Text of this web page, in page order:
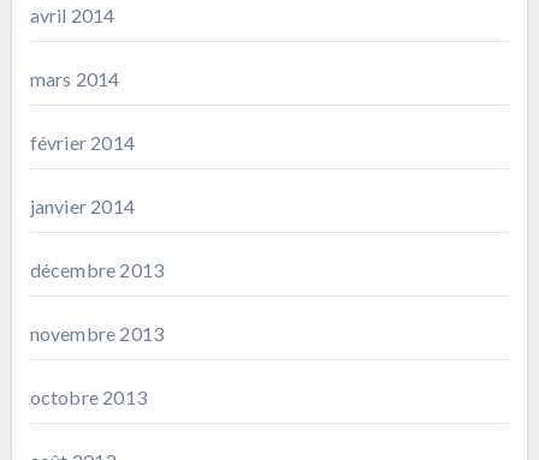
avril 2014
mars 2014
février 2014
janvier 2014
décembre 2013
novembre 2013
octobre 2013